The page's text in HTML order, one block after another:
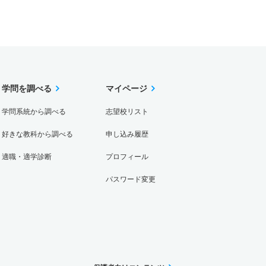
学問を調べる
学問系統から調べる
好きな教科から調べる
適職・適学診断
マイページ
志望校リスト
申し込み履歴
プロフィール
パスワード変更